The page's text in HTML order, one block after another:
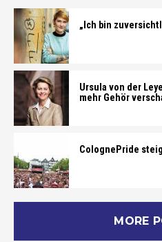
„Ich bin
Ursula von der
mehr Gehör
ColognePride
MORE